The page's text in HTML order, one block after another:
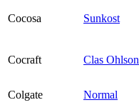
Cocosa Sunkost
Cocraft Clas Ohlson
Colgate
Normal